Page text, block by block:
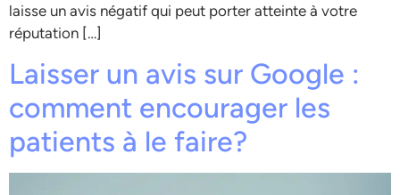
laisse un avis négatif qui peut porter atteinte à votre
réputation […]
Laisser un avis sur Google :
comment encourager les
patients à le faire?